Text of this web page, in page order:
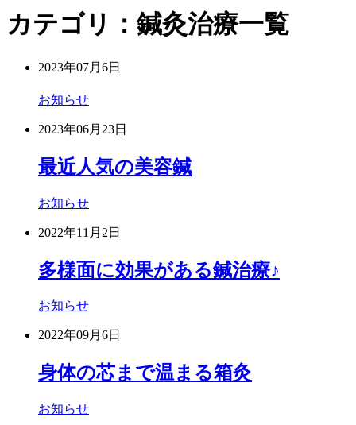
カテゴリ：鍼灸治療一覧
2023年07月6日
お知らせ
2023年06月23日
最近人気の美容鍼
お知らせ
2022年11月2日
多様面に効果がある鍼治療♪
お知らせ
2022年09月6日
身体の芯まで温まる箱灸
お知らせ